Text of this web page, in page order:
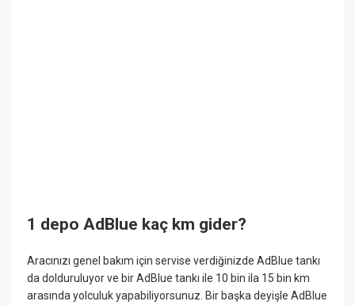
1 depo AdBlue kaç km gider?
Aracınızı genel bakım için servise verdiğinizde AdBlue tankı
da dolduruluyor ve bir AdBlue tankı ile 10 bin ila 15 bin km
arasında yolculuk yapabiliyorsunuz. Bir başka deyişle AdBlue